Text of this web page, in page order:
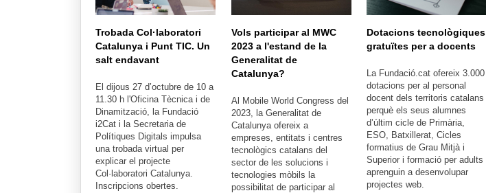
Trobada Col·laboratori
Catalunya i Punt TIC. Un
salt endavant
El dijous 27 d’octubre de 10 a
11.30 h l'Oficina Tècnica i de
Dinamització, la Fundació
i2Cat i la Secretaria de
Polítiques Digitals impulsa
una trobada virtual per
explicar el projecte
Col·laboratori Catalunya.
Inscripcions obertes.
Vols participar al MWC
2023 a l'estand de la
Generalitat de
Catalunya?
Al Mobile World Congress del
2023, la Generalitat de
Catalunya ofereix a
empreses, entitats i centres
tecnològics catalans del
sector de les solucions i
tecnologies mòbils la
possibilitat de participar al
Dotacions tecnològiques
gratuïtes per a docents
La Fundació.cat ofereix 3.000
dotacions per al personal
docent dels territoris catalans
perquè els seus alumnes
d’últim cicle de Primària,
ESO, Batxillerat, Cicles
formatius de Grau Mitjà i
Superior i formació per adults
aprenguin a desenvolupar
projectes web.